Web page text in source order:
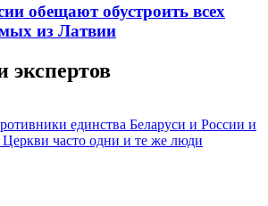
обещают обустроить всех
из Латвии
экспертов
единства Беларуси и России и
часто одни и те же люди